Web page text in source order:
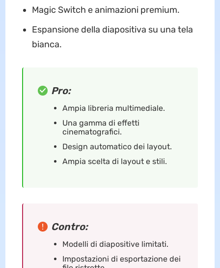
Magic Switch e animazioni premium.
Espansione della diapositiva su una tela
bianca.
Pro:
Ampia libreria multimediale.
Una gamma di effetti
cinematografici.
Design automatico dei layout.
Ampia scelta di layout e stili.
Contro:
Modelli di diapositive limitati.
Impostazioni di esportazione dei